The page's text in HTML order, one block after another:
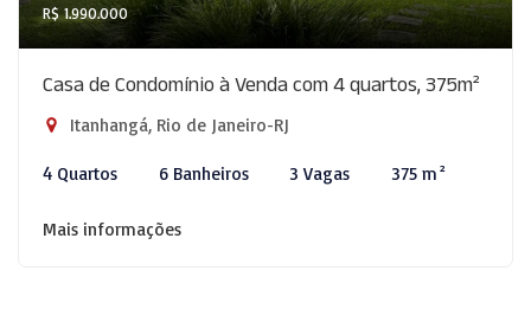
R$ 1.990.000
Casa de Condomínio à Venda com 4 quartos, 375m²
Itanhangá, Rio de Janeiro-RJ
4 Quartos 6 Banheiros 3 Vagas 375 m²
Mais informações